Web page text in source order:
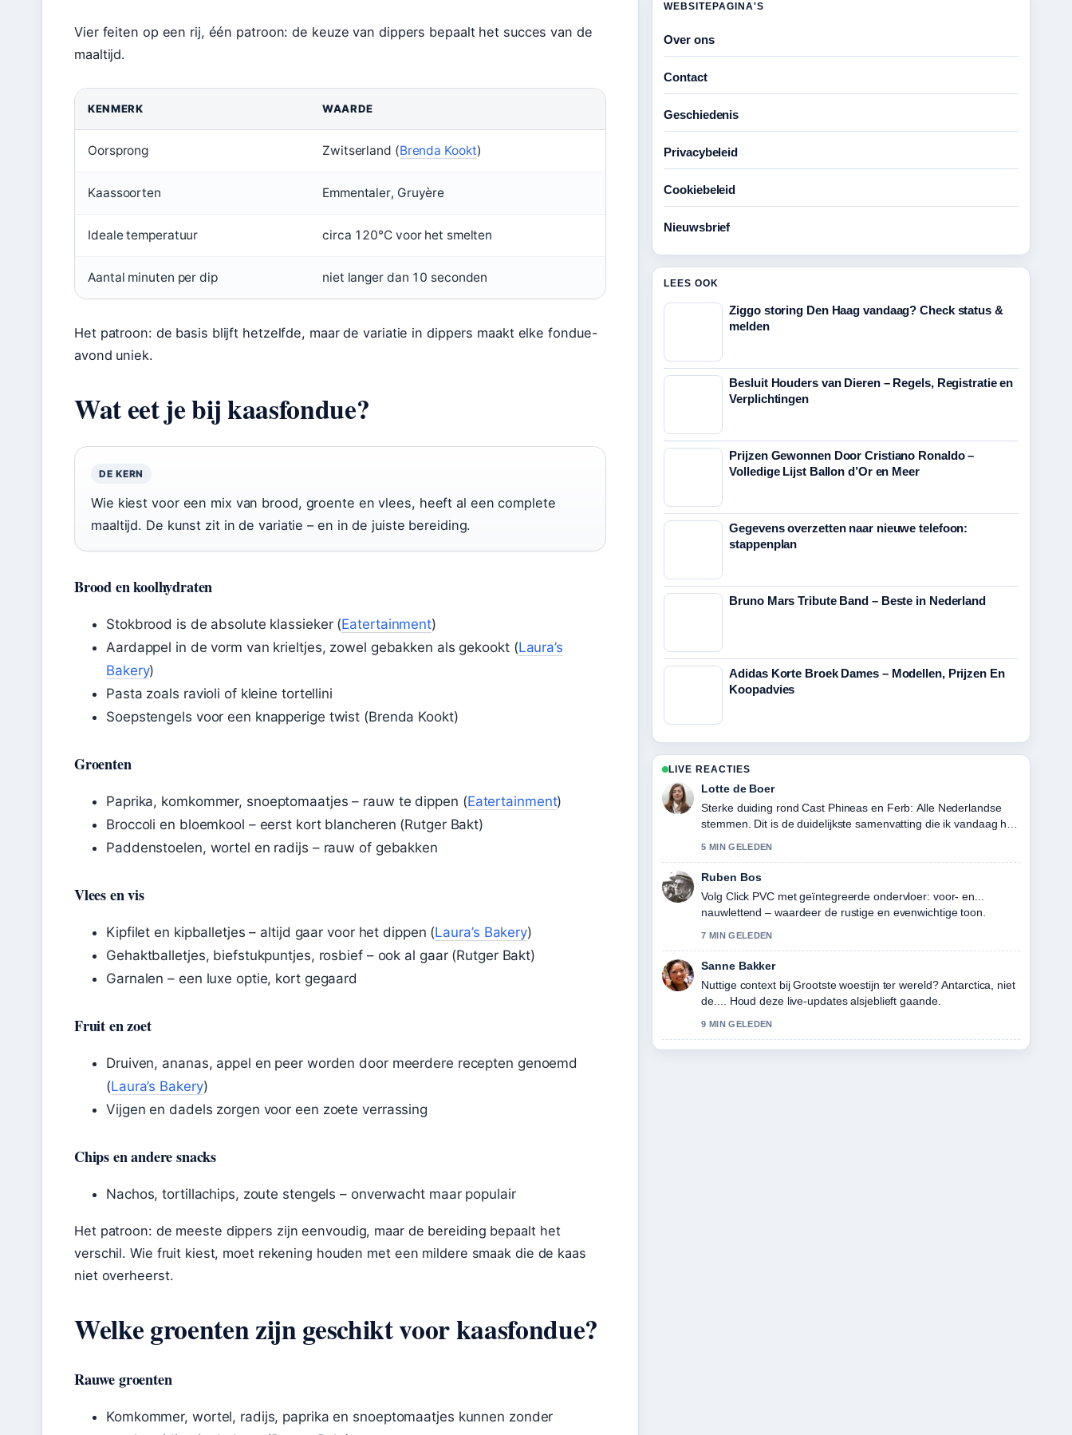
Vier feiten op een rij, één patroon: de keuze van dippers bepaalt het succes van de
maaltijd.
KENMERK WAARDE
Oorsprong Zwitserland (Brenda Kookt)
Kaassoorten Emmentaler, Gruyère
Ideale temperatuur circa 120°C voor het smelten
Aantal minuten per dip niet langer dan 10 seconden
Het patroon: de basis blijft hetzelfde, maar de variatie in dippers maakt elke fondue-
avond uniek.
Wat eet je bij kaasfondue?
DE KERN
Wie kiest voor een mix van brood, groente en vlees, heeft al een complete
maaltijd. De kunst zit in de variatie – en in de juiste bereiding.
Brood en koolhydraten
Stokbrood is de absolute klassieker (Eatertainment)
Aardappel in de vorm van krieltjes, zowel gebakken als gekookt (Laura’s
Bakery)
Pasta zoals ravioli of kleine tortellini
Soepstengels voor een knapperige twist (Brenda Kookt)
Groenten
Paprika, komkommer, snoeptomaatjes – rauw te dippen (Eatertainment)
Broccoli en bloemkool – eerst kort blancheren (Rutger Bakt)
Paddenstoelen, wortel en radijs – rauw of gebakken
Vlees en vis
Kipfilet en kipballetjes – altijd gaar voor het dippen (Laura’s Bakery)
Gehaktballetjes, biefstukpuntjes, rosbief – ook al gaar (Rutger Bakt)
Garnalen – een luxe optie, kort gegaard
Fruit en zoet
Druiven, ananas, appel en peer worden door meerdere recepten genoemd
(Laura’s Bakery)
Vijgen en dadels zorgen voor een zoete verrassing
Chips en andere snacks
Nachos, tortillachips, zoute stengels – onverwacht maar populair
Het patroon: de meeste dippers zijn eenvoudig, maar de bereiding bepaalt het
verschil. Wie fruit kiest, moet rekening houden met een mildere smaak die de kaas
niet overheerst.
Welke groenten zijn geschikt voor kaasfondue?
Rauwe groenten
Komkommer, wortel, radijs, paprika en snoeptomaatjes kunnen zonder
WEBSITEPAGINA'S
Over ons
Contact
Geschiedenis
Privacybeleid
Cookiebeleid
Nieuwsbrief
LEES OOK
Ziggo storing Den Haag vandaag? Check status &
melden
Besluit Houders van Dieren – Regels, Registratie en
Verplichtingen
Prijzen Gewonnen Door Cristiano Ronaldo –
Volledige Lijst Ballon d’Or en Meer
Gegevens overzetten naar nieuwe telefoon:
stappenplan
Bruno Mars Tribute Band – Beste in Nederland
Adidas Korte Broek Dames – Modellen, Prijzen En
Koopadvies
LIVE REACTIES
Lotte de Boer
Sterke duiding rond Cast Phineas en Ferb: Alle Nederlandse
stemmen. Dit is de duidelijkste samenvatting die ik vandaag heb
5 MIN GELEDEN
Ruben Bos
Volg Click PVC met geïntegreerde ondervloer: voor- en...
nauwlettend – waardeer de rustige en evenwichtige toon.
7 MIN GELEDEN
Sanne Bakker
Nuttige context bij Grootste woestijn ter wereld? Antarctica, niet
de.... Houd deze live-updates alsjeblieft gaande.
9 MIN GELEDEN